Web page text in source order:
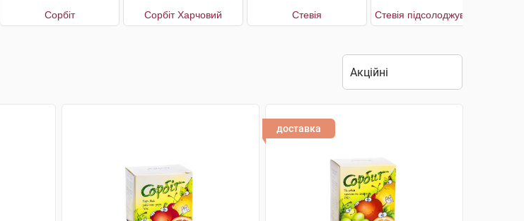
Сорбіт Сорбіт Харчовий Стевія
доставка